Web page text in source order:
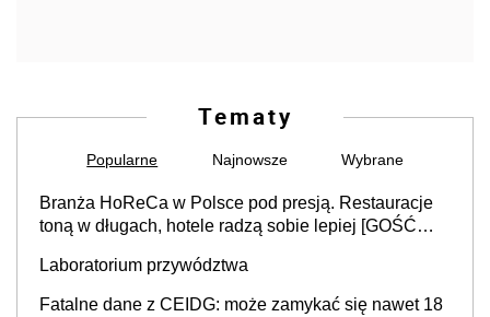
Tematy
Popularne Najnowsze Wybrane
Branża HoReCa w Polsce pod presją. Restauracje
toną w długach, hotele radzą sobie lepiej [GOŚĆ
Laboratorium przywództwa
Fatalne dane z CEIDG: może zamykać się nawet 18